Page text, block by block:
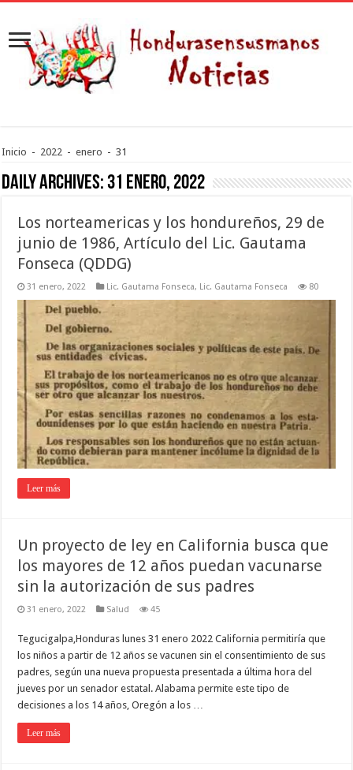
Inicio - 2022 - enero - 31
Daily Archives:31 enero, 2022
Los norteamericas y los hondureños, 29 de
junio de 1986, Artículo del Lic. Gautama
Fonseca (QDDG)
31 enero, 2022 Lic. Gautama Fonseca, Lic. Gautama Fonseca 80
Leer más
Un proyecto de ley en California busca que
los mayores de 12 años puedan vacunarse
sin la autorización de sus padres
31 enero, 2022 Salud 45
Tegucigalpa,Honduras lunes 31 enero 2022 California permitiría que
los niños a partir de 12 años se vacunen sin el consentimiento de sus
padres, según una nueva propuesta presentada a última hora del
jueves por un senador estatal. Alabama permite este tipo de
decisiones a los 14 años, Oregón a los …
Leer más